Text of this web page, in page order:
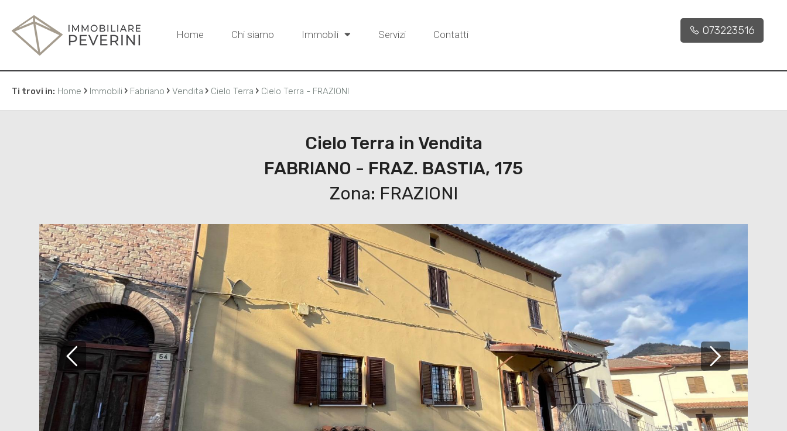
Home Chi siamo Immobili Servizi Contatti 073223516
Ti trovi in: Home › Immobili › Fabriano › Vendita › Cielo Terra › Cielo Terra - FRAZIONI
Cielo Terra in Vendita
FABRIANO - FRAZ. BASTIA, 175
Zona: FRAZIONI